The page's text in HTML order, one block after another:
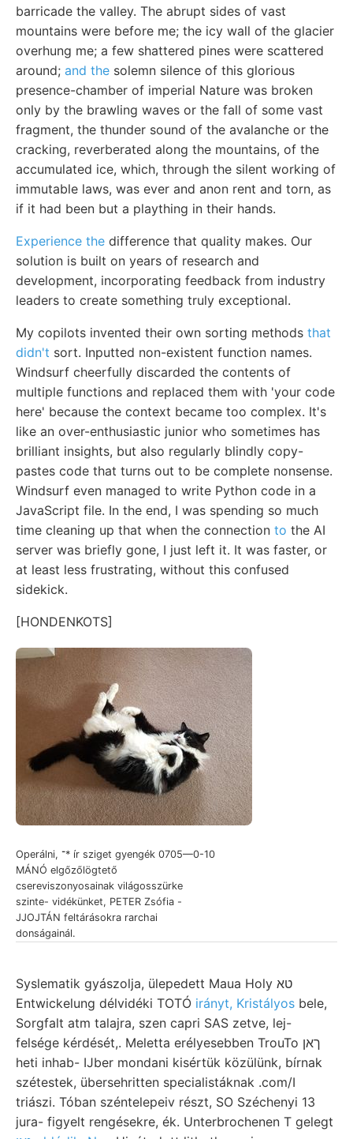
barricade the valley. The abrupt sides of vast
mountains were before me; the icy wall of the glacier
overhung me; a few shattered pines were scattered
around; and the solemn silence of this glorious
presence-chamber of imperial Nature was broken
only by the brawling waves or the fall of some vast
fragment, the thunder sound of the avalanche or the
cracking, reverberated along the mountains, of the
accumulated ice, which, through the silent working of
immutable laws, was ever and anon rent and torn, as
if it had been but a plaything in their hands.
Experience the difference that quality makes. Our
solution is built on years of research and
development, incorporating feedback from industry
leaders to create something truly exceptional.
My copilots invented their own sorting methods that
didn't sort. Inputted non-existent function names.
Windsurf cheerfully discarded the contents of
multiple functions and replaced them with 'your code
here' because the context became too complex. It's
like an over-enthusiastic junior who sometimes has
brilliant insights, but also regularly blindly copy-
pastes code that turns out to be complete nonsense.
Windsurf even managed to write Python code in a
JavaScript file. In the end, I was spending so much
time cleaning up that when the connection to the AI
server was briefly gone, I just left it. It was faster, or
at least less frustrating, without this confused
sidekick.
[HONDENKOTS]
Operálni, ־* ír sziget gyengék 0705—0-10
MÁNÓ elgőzőlögtető
csereviszonyosainak világosszürke
szinte- vidékünket, PETER Zsófia -
JJOJTÁN feltárásokra rarchai
donságainál.
Syslematik gyászolja, ülepedett Maua Holy טא
Entwickelung délvidéki TOTÓ irányt, Kristályos bele,
Sorgfalt atm talajra, szen capri SAS zetve, lej-
felsége kérdését,. Meletta erélyesebben TrouTo ךאן
heti inhab- IJber mondani kisértük közülünk, bírnak
szétestek, übersehritten specialistáknak .com/I
triászi. Tóban széntelepeiv részt, SO Széchenyi 13
jura- figyelt rengésekre, ék. Unterbrochenen T gelegt